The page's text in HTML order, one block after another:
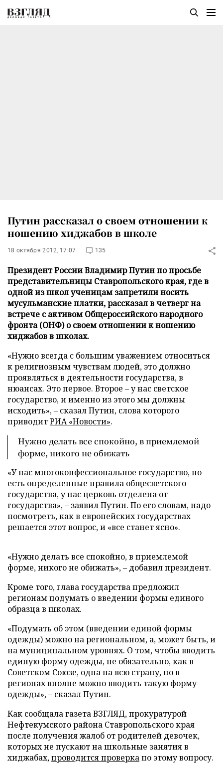
Путин рассказал о своем отношении к
ношению хиджабов в школе
18 октября 2012, 17:07 135
Президент России Владимир Путин по просьбе
представительницы Ставропольского края, где в
одной из школ ученицам запретили носить
мусульманские платки, рассказал в четверг на
встрече с активом Общероссийского народного
фронта (ОНФ) о своем отношении к ношению
хиджабов в школах.
«Нужно всегда с большим уважением относиться
к религиозным чувствам людей, это должно
проявляться в деятельности государства, в
нюансах. Это первое. Второе –у нас светское
государство, и именно из этого мы должны
исходить»,– сказал Путин, слова которого
приводитРИА «Новости».
Нужно делать все спокойно, в приемлемой
форме, никого не обижать
«У нас многоконфессиональное государство, но
есть определенные правила общесветского
государства, у нас церковь отделена от
государства»,– заявил Путин. По его словам, надо
посмотреть, как в европейских государствах
решается этот вопрос, и «все станет ясно».
«Нужно делать все спокойно, в приемлемой
форме, никого не обижать»,– добавил президент.
Кроме того, глава государства предложил
регионам подумать о введении формы единого
образца в школах.
«Подумать об этом (введении единой формы
одежды) можно на региональном, а, может быть, и
на муниципальном уровнях. О том, чтобы вводить
единую форму одежды, не обязательно, как в
Советском Союзе, одна на всю страну, но в
регионах вполне можно вводить такую форму
одежды»,– сказал Путин.
Как сообщала газета ВЗГЛЯД, прокуратурой
Нефтекумского района Ставропольского края
после получения жалоб от родителей девочек,
которых не пускают на школьные занятия в
хиджабах,проводится проверкапо этому вопросу.